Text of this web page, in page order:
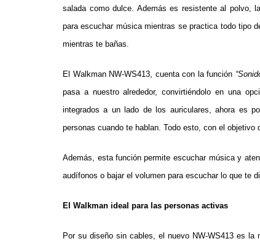
salada como dulce. Además es resistente al polvo,
para escuchar música mientras se practica todo tipo
mientras te bañas.
El Walkman NW-WS413, cuenta con la función
pasa a nuestro alrededor, convirtiéndolo en una
integrados a un lado de los auriculares, ahora es
personas cuando te hablan. Todo esto, con el
Además, esta función permite escuchar música y
audífonos o bajar el volumen para escuchar lo que te
El Walkman ideal para las personas activas
Por su diseño sin cables, el nuevo NW-WS413 es